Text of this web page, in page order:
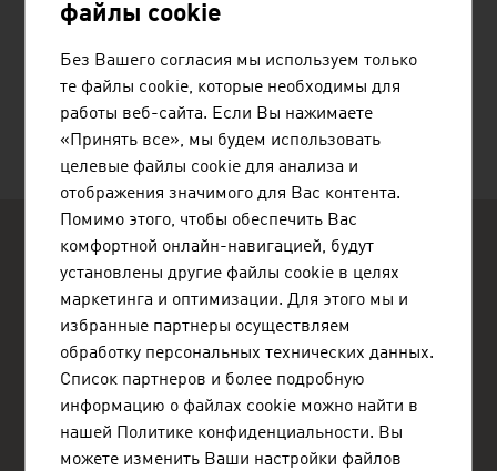
РЕКОМЕНДОВАТЬ
ADVANTAGE AUSTRIA Ташкент
Экономический отдел Посольства Австрии в Ташкенте
Бизнес-центр Trilliant, башня 1, офис 109
ул. Шахрисабз, д. 2, Юнусабадский район
100000 Ташкент
Узбекистан
файлы cookie
Без Вашего согласия мы используем только
те файлы cookie, которые необходимы для
работы веб-сайта. Если Вы нажимаете
«Принять все», мы будем использовать
целевые файлы cookie для анализа и
отображения значимого для Вас контента.
Помимо этого, чтобы обеспечить Вас
комфортной онлайн-навигацией, будут
установлены другие файлы cookie в целях
маркетинга и оптимизации. Для этого мы и
избранные партнеры осуществляем
обработку персональных технических данных.
Список партнеров и более подробную
информацию о файлах cookie можно найти в
нашей Политике конфиденциальности. Вы
можете изменить Ваши настройки файлов